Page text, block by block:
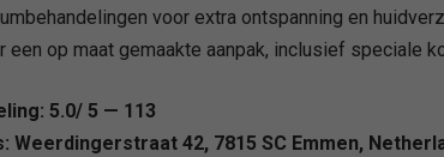
voor extra ontspanning en
een op maat gemaakte aanpak, inclusief speciale
5.0/ 5 — 113
Weerdingerstraat 42, 7815 SC Emmen,